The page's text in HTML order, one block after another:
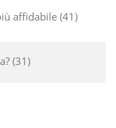
affidabile 41
31